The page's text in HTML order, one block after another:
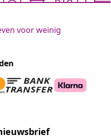
voor weinig